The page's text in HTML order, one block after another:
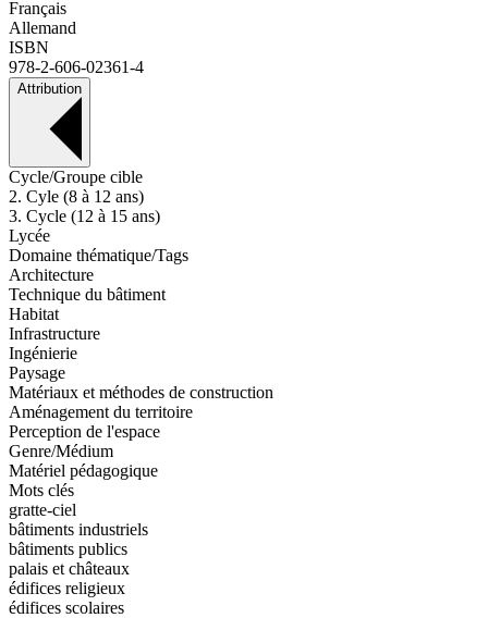
Français
Allemand
ISBN
978-2-606-02361-4
Attribution
Cycle/Groupe cible
2. Cyle (8 à 12 ans)
3. Cycle (12 à 15 ans)
Lycée
Domaine thématique/Tags
Architecture
Technique du bâtiment
Habitat
Infrastructure
Ingénierie
Paysage
Matériaux et méthodes de construction
Aménagement du territoire
Perception de l'espace
Genre/Médium
Matériel pédagogique
Mots clés
gratte-ciel
bâtiments industriels
bâtiments publics
palais et châteaux
édifices religieux
édifices scolaires